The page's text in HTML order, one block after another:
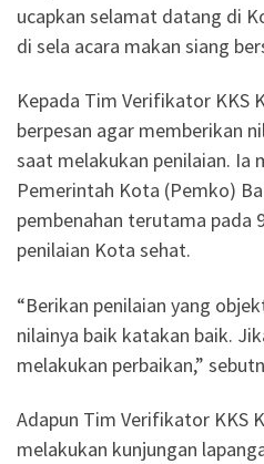
ucapkan selamat datang di
di sela acara makan siang
Kepada Tim Verifikator KKS
berpesan agar memberikan
saat melakukan penilaian. Ia
Pemerintah Kota (Pemko)
pembenahan terutama pada
penilaian Kota sehat.
“Berikan penilaian yang
nilainya baik katakan baik.
melakukan perbaikan,”
Adapun Tim Verifikator KKS
melakukan kunjungan